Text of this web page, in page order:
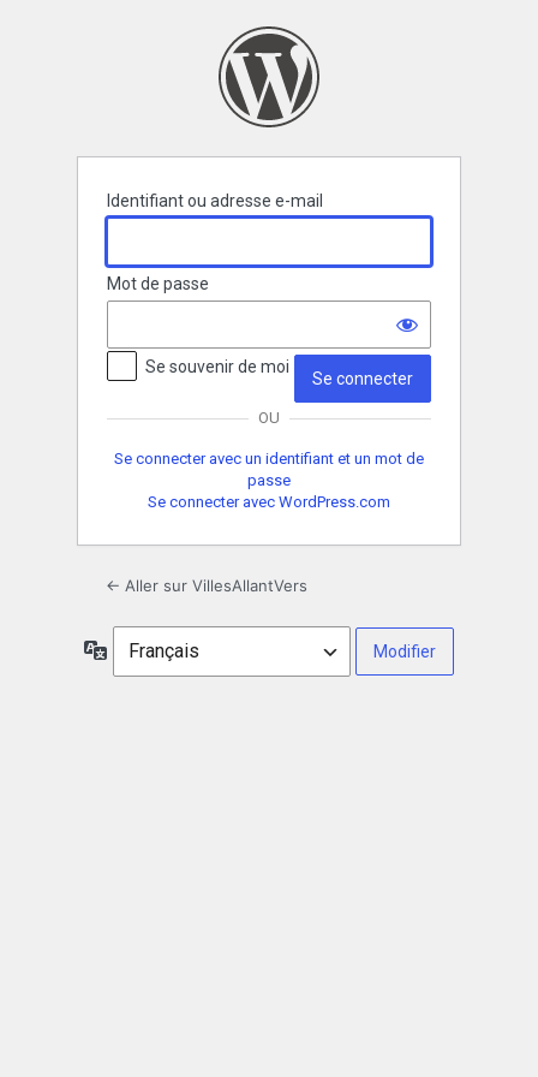
Identifiant ou adresse e-mail
Mot de passe
Se souvenir de moi
OU
Se connecter avec un identifiant et un mot de
passe
Se connecter avec WordPress.com
← Aller sur VillesAllantVers
Langue